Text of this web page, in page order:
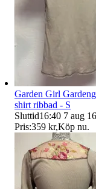
Garden Girl
shirt ribbad - S
Sluttid16:40 7 aug
Pris:359 kr,Köp nu.